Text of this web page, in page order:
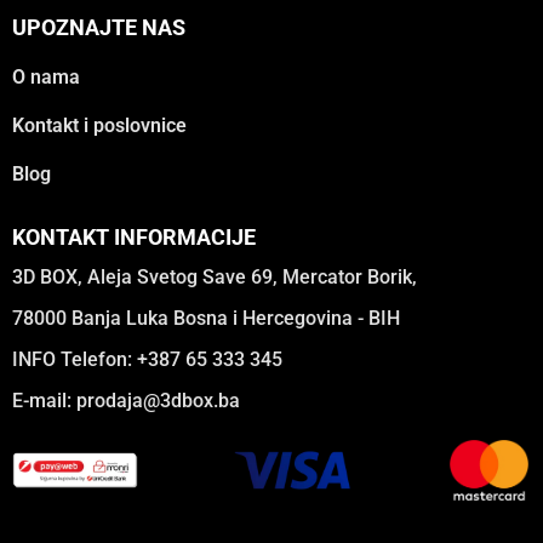
UPOZNAJTE NAS
O nama
Kontakt i poslovnice
Blog
KONTAKT INFORMACIJE
3D BOX, Aleja Svetog Save 69, Mercator Borik,
78000 Banja Luka Bosna i Hercegovina - BIH
INFO Telefon: +387 65 333 345
E-mail: prodaja@3dbox.ba